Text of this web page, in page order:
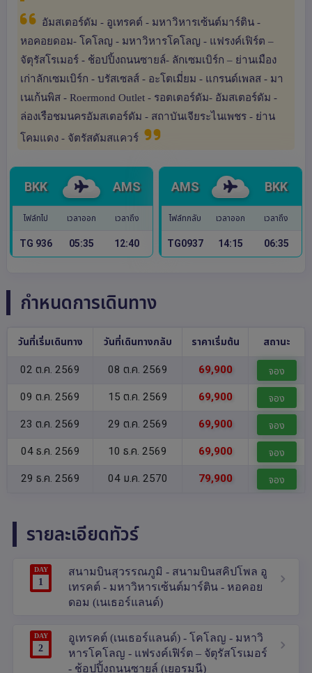
อัมสเตอร์ดัม - อูเทรคต์ - มหาวิหารเซ้นต์มาร์ติน -
หอคอยดอม- โคโลญ - มหาวิหารโคโลญ - แฟรงค์เฟิร์ต –
จัตุรัสโรเมอร์ - ช้อปปิ้งถนนซายล์- ลักเซมเบิร์ก – ย่านเมือง
เก่าลักเซมเบิร์ก - บรัสเซลส์ - อะโตเมี่ยม - แกรนด์เพลส - มา
เนเก้นพิส - Roermond Outlet - รอตเตอร์ดัม- อัมสเตอร์ดัม -
ล่องเรือชมนครอัมสเตอร์ดัม - สถาบันเจียระไนเพชร - ย่าน
โคมแดง - จัตรัสดัมสแควร์
BKK AMS
ไฟล์ทไป เวลาออก เวลาถึง
TG 936 05:35 12:40
AMS BKK
ไฟล์ทกลับ เวลาออก เวลาถึง
TG0937 14:15 06:35
กำหนดการเดินทาง
วันที่เริ่มเดินทาง วันที่เดินทางกลับ ราคาเริ่มต้น สถานะ
02 ต.ค. 2569 08 ต.ค. 2569 69,900 จอง
09 ต.ค. 2569 15 ต.ค. 2569 69,900 จอง
23 ต.ค. 2569 29 ต.ค. 2569 69,900 จอง
04 ธ.ค. 2569 10 ธ.ค. 2569 69,900 จอง
29 ธ.ค. 2569 04 ม.ค. 2570 79,900 จอง
รายละเอียดทัวร์
DAY
1
สนามบินสุวรรณภูมิ - สนามบินสคิปโพล อู
เทรคต์ - มหาวิหารเซ้นต์มาร์ติน - หอคอย
ดอม (เนเธอร์แลนด์)
DAY
2
อูเทรคต์ (เนเธอร์แลนด์) - โคโลญ - มหาวิ
หารโคโลญ - แฟรงค์เฟิร์ต – จัตุรัสโรเมอร์
- ช้อปปิ้งถนนซายล์ (เยอรมนี)